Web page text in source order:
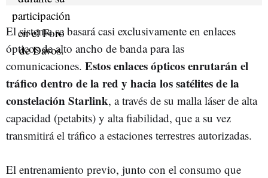
El sistema se basará casi exclusivamente en enlaces
ópticos de alto ancho de banda para las
comunicaciones. Estos enlaces ópticos enrutarán el
tráfico dentro de la red y hacia los satélites de la
constelación Starlink, a través de su malla láser de alta
capacidad (petabits) y alta fiabilidad, que a su vez
transmitirá el tráfico a estaciones terrestres autorizadas.
El entrenamiento previo, junto con el consumo que